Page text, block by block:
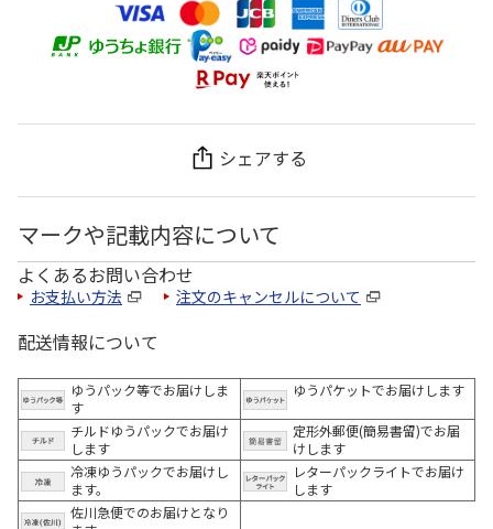
シェアする
マークや記載内容について
よくあるお問い合わせ
お支払い方法 注文のキャンセルについて
配送情報について
ゆうパック等でお届けしま
す
ゆうパケットでお届けします
チルドゆうパックでお届け
します
定形外郵便(簡易書留)でお届
けします
冷凍ゆうパックでお届けし
ます。
レターパックライトでお届け
します
佐川急便でのお届けとなり